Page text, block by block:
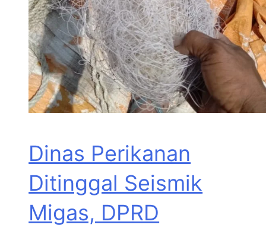
Dinas Perikanan
Ditinggal Seismik
Migas, DPRD